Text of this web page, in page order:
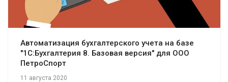
Автоматизация бухгалтерского учета на базе
"1С:Бухгалтерия 8. Базовая версия" для ООО
ПетроСпорт
11 августа 2020